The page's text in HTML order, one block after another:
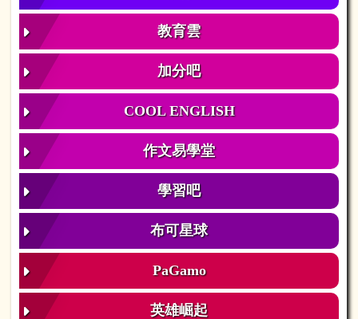
教育雲
加分吧
COOL ENGLISH
作文易學堂
學習吧
布可星球
PaGamo
英雄崛起